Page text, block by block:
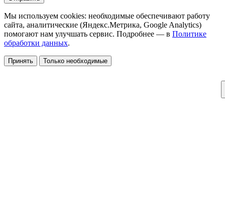
Мы используем cookies: необходимые обеспечивают работу
сайта, аналитические (Яндекс.Метрика, Google Analytics)
помогают нам улучшать сервис. Подробнее — в Политике
обработки данных.
Принять Только необходимые